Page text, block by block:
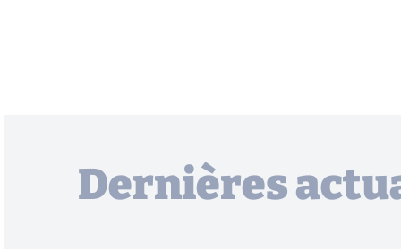
Dernières